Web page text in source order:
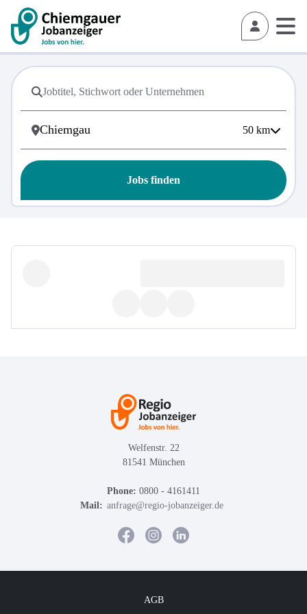
50 km
Jobs finden
Welfenstr. 22
81541 München
Phone: 0800 - 4161411
Mail: anfrage@regio-jobanzeiger.de
AGB